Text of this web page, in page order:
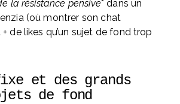
la résistance pensive* dans un
(où montrer son chat
de likes qu’un sujet de fond trop
et des grands
de fond